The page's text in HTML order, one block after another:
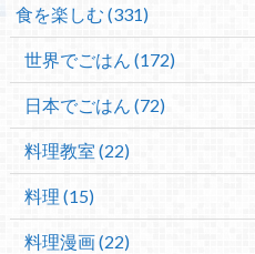
食を楽しむ (331)
世界でごはん (172)
日本でごはん (72)
料理教室 (22)
料理 (15)
料理漫画 (22)